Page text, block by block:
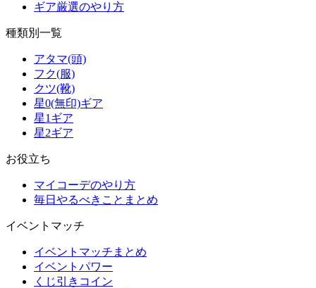
ギア厳選のやり方
種類別一覧
アタマ(頭)
フク(服)
クツ(靴)
星0(無印)ギア
星1ギア
星2ギア
お役立ち
マイコーデのやり方
毎日やるべきことまとめ
イベントマッチ
イベントマッチまとめ
イベントパワー
くじ引きコイン